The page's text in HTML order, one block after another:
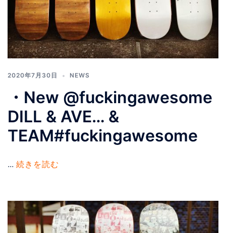
2020年7月30日 NEWS
・New @fuckingawesome
DILL & AVE… &
TEAM#fuckingawesome
... 続きを読む